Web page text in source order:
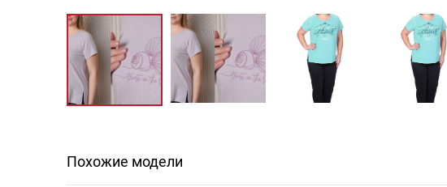
Похожие модели